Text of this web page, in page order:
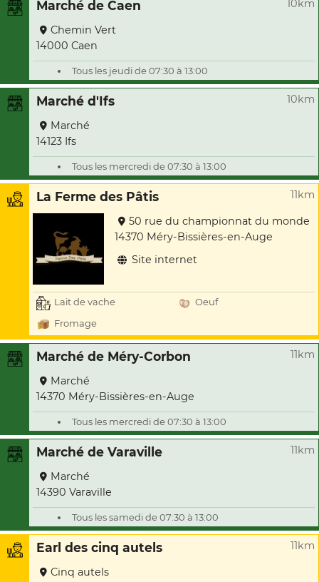
Marché de Caen 10km
Chemin Vert
14000 Caen
Tous les jeudi de 07:30 à 13:00
Marché d'Ifs 10km
Marché
14123 Ifs
Tous les mercredi de 07:30 à 13:00
La Ferme des Pâtis 11km
50 rue du championnat du monde
14370 Méry-Bissières-en-Auge
Site internet
Lait de vache
Oeuf
Fromage
Marché de Méry-Corbon 11km
Marché
14370 Méry-Bissières-en-Auge
Tous les mercredi de 07:30 à 13:00
Marché de Varaville 11km
Marché
14390 Varaville
Tous les samedi de 07:30 à 13:00
Earl des cinq autels 11km
Cinq autels